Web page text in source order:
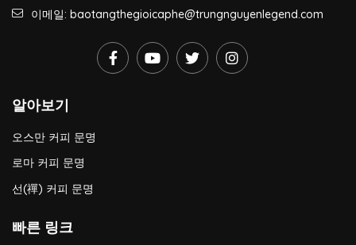
이메일: baotangthegioicaphe@trungnguyenlegend.com
알아보기
오스만 커피 문명
로마 커피 문명
선(禪) 커피 문명
빠른 링크